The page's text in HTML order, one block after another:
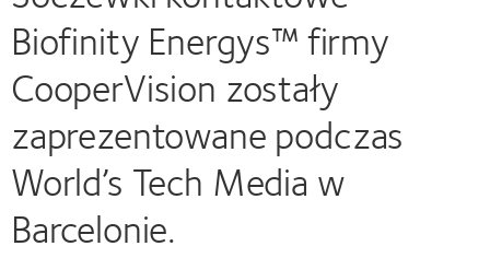
Biofinity Energys™ firmy
CooperVision zostały
zaprezentowane podczas
World’s Tech Media w
Barcelonie.